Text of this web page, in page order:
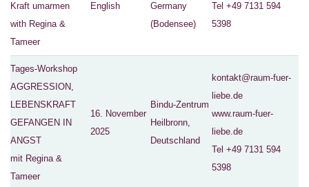
Kraft umarmen
with Regina &
Tameer
English
Germany
(Bodensee)
Tel +49 7131 594
5398
Tages-Workshop
AGGRESSION,
LEBENSKRAFT
GEFANGEN IN
ANGST
mit Regina &
Tameer
16. November
2025
Bindu-Zentrum
Heilbronn,
Deutschland
kontakt@raum-fuer-
liebe.de
www.raum-fuer-
liebe.de
Tel +49 7131 594
5398